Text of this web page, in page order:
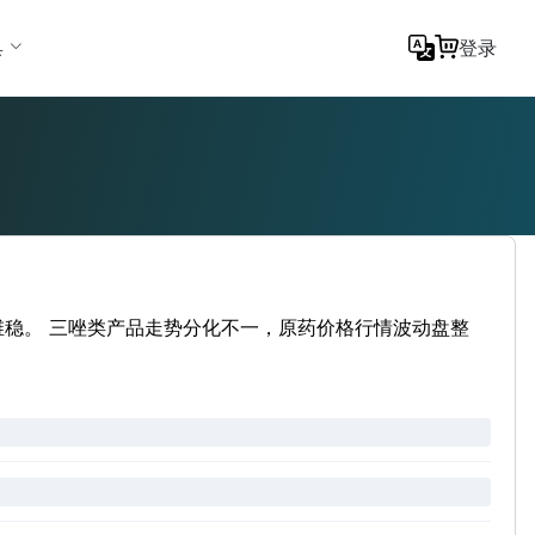
登录
。 三唑类产品走势分化不一，原药价格行情波动盘整